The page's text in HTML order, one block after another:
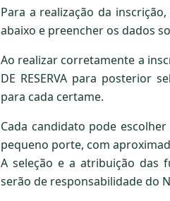
Para a realização da
abaixo e preencher os dados
Ao realizar corretamente a
DE RESERVA para posterior
para cada certame.
Cada candidato pode
pequeno porte, com
A seleção e a atribuição das
serão de responsabilidade do